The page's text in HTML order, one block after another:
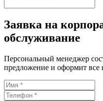
Заявка на
обслуживание
Персональный менеджер
предложение и оформит